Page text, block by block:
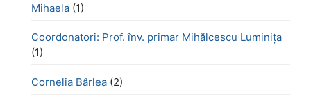
Mihaela (1)
Coordonatori: Prof. înv. primar Mihălcescu Luminița
(1)
Cornelia Bârlea (2)